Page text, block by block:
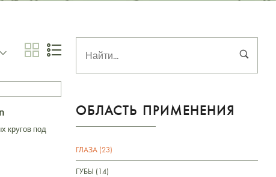
кругов под
ОБЛАСТЬ ПРИМЕНЕНИЯ
ГЛАЗА (23)
ГУБЫ (14)